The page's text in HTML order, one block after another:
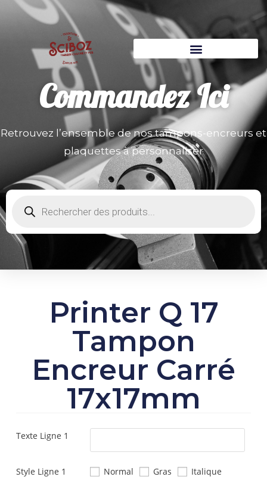
CommandezIci
Retrouvez l’ensemble de nos tampons-encreurs et
plaquettes à personnaliser
Printer Q 17
Tampon
Encreur Carré
17x17mm
Texte Ligne 1
Style Ligne 1 Normal Gras Italique